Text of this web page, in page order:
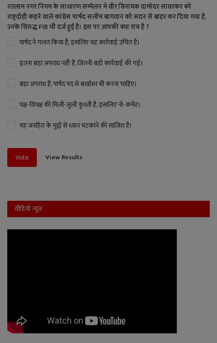
रतलाम नगर निगम के साधारण सम्मेलन में वीर विनायक दामोदर सावरकर को
राष्ट्रदोही कहने वाले कांग्रेस पार्षद सलीम बागवान को सदन से बाहर कर दिया गया है,
उनके विरुद्ध FIR भी दर्ज हुई है। इस पर आपकी क्या राय है ?
पार्षद ने गलत किया है, इसलिए यह कार्रवाई उचित है।
इतना बड़ा अपराध नहीं है, जितनी बड़ी कार्रवाई की गई।
बड़ा अपराध है, पार्षद पद से बर्खास्त भी करना चाहिए।
पक्ष-विपक्ष की मिली-जुली कुश्ती है, इसलिए नो-कमेंट।
यह जनहित के मुद्दों से ध्यान भटकाने की साजिश है।
Vote View Results
वीडियो न्यूज